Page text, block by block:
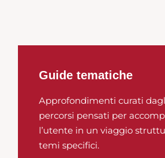
Guide tematiche
Approfondimenti curati
percorsi pensati per
l’utente in un viaggio
temi specifici.